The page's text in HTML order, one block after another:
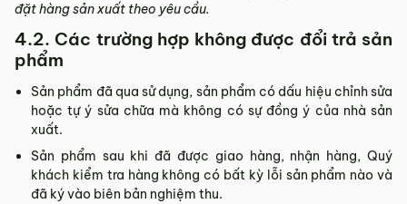
đặt hàng sản xuất theo yêu cầu.
4.2. Các trường hợp không được đổi trả sản
phẩm
Sản phẩm đã qua sử dụng, sản phẩm có dấu hiệu chỉnh sửa
hoặc tự ý sửa chữa mà không có sự đồng ý của nhà sản
xuất.
Sản phẩm sau khi đã được giao hàng, nhận hàng, Quý
khách kiểm tra hàng không có bất kỳ lỗi sản phẩm nào và
đã ký vào biên bản nghiệm thu.